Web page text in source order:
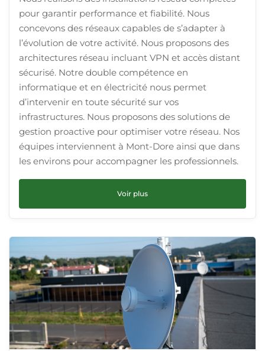
pour garantir performance et fiabilité. Nous
concevons des réseaux capables de s’adapter à
l’évolution de votre activité. Nous proposons des
architectures réseau incluant VPN et accès distant
sécurisé. Notre double compétence en
informatique et en électricité nous permet
d’intervenir en toute sécurité sur vos
infrastructures. Nous proposons des solutions de
gestion proactive pour optimiser votre réseau. Nos
équipes interviennent à Mont-Dore ainsi que dans
les environs pour accompagner les professionnels.
Voir plus